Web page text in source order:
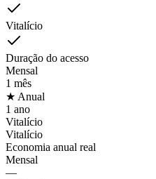
Vitalício
Duração do acesso
Mensal
1 mês
★ Anual
1 ano
Vitalício
Vitalício
Economia anual real
Mensal
—